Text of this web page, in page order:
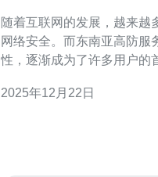
随着互联网的发展，越来越
网络安全。而东南亚高防服
性，逐渐成为了许多用户的
商中做出明智的决策。 首先，我们来了解什么是高防服务
2025年12月22日